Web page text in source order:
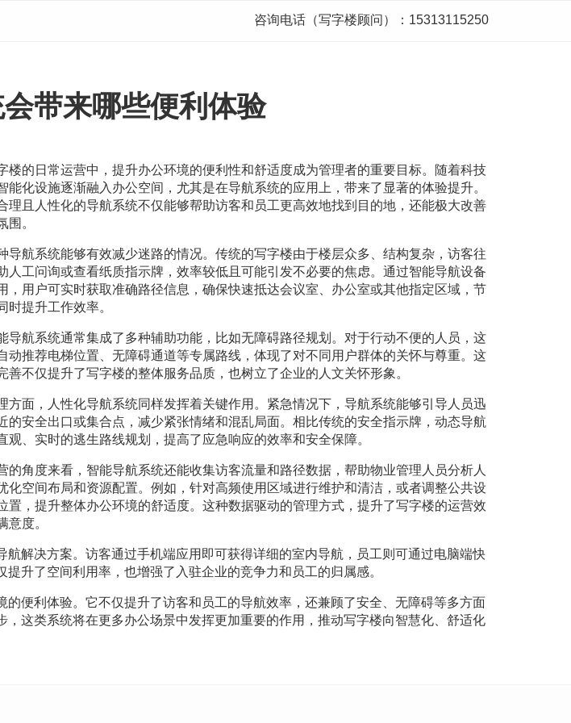
咨询电话（写字楼顾问）：15313115250
带来哪些便利体验
楼的日常运营中，提升办公环境的便利性和舒适度成为管理者的重要目标。随着科技
能化设施逐渐融入办公空间，尤其是在导航系统的应用上，带来了显著的体验提升。
理且人性化的导航系统不仅能够帮助访客和员工更高效地找到目的地，还能极大改善
围。
导航系统能够有效减少迷路的情况。传统的写字楼由于楼层众多、结构复杂，访客往
人工问询或查看纸质指示牌，效率较低且可能引发不必要的焦虑。通过智能导航设备
，用户可实时获取准确路径信息，确保快速抵达会议室、办公室或其他指定区域，节
时提升工作效率。
导航系统通常集成了多种辅助功能，比如无障碍路径规划。对于行动不便的人员，这
动推荐电梯位置、无障碍通道等专属路线，体现了对不同用户群体的关怀与尊重。这
善不仅提升了写字楼的整体服务品质，也树立了企业的人文关怀形象。
方面，人性化导航系统同样发挥着关键作用。紧急情况下，导航系统能够引导人员迅
的安全出口或集合点，减少紧张情绪和混乱局面。相比传统的安全指示牌，动态导航
观、实时的逃生路线规划，提高了应急响应的效率和安全保障。
的角度来看，智能导航系统还能收集访客流量和路径数据，帮助物业管理人员分析人
化空间布局和资源配置。例如，针对高频使用区域进行维护和清洁，或者调整公共设
置，提升整体办公环境的舒适度。这种数据驱动的管理方式，提升了写字楼的运营效
意度。
解决方案。访客通过手机端应用即可获得详细的室内导航，员工则可通过电脑端快
升了空间利用率，也增强了入驻企业的竞争力和员工的归属感。
便利体验。它不仅提升了访客和员工的导航效率，还兼顾了安全、无障碍等多方面
这类系统将在更多办公场景中发挥更加重要的作用，推动写字楼向智慧化、舒适化